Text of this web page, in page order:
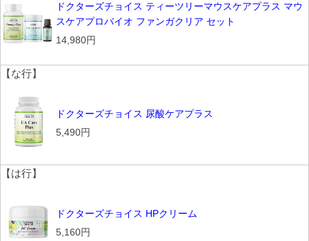
ドクターズチョイス ティーツリーマウスケアプラス マウ
スケアプロバイオ ファンガクリア セット
14,980円
【な行】
ドクターズチョイス 尿酸ケアプラス
5,490円
【は行】
ドクターズチョイス HPクリーム
5,160円